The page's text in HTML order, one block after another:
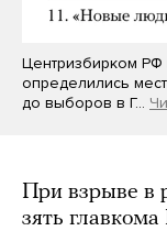
Центризбирком РФ
определились
до выборов в Г…
При взрыве в
зять